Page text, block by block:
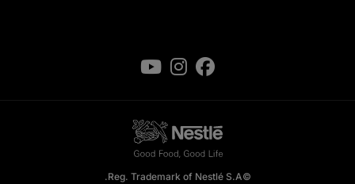
©Reg. Trademark of Nestlé S.A.